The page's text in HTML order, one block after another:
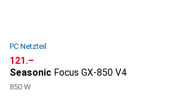
PC Netzteil
CHF
121.–
Seasonic Focus GX-850 V4
850 W